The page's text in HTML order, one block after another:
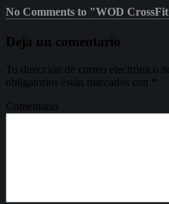
No Comments to "WOD
Deja un comentario
Tu dirección de correo electrónico
obligatorios están marcados con
Comentario